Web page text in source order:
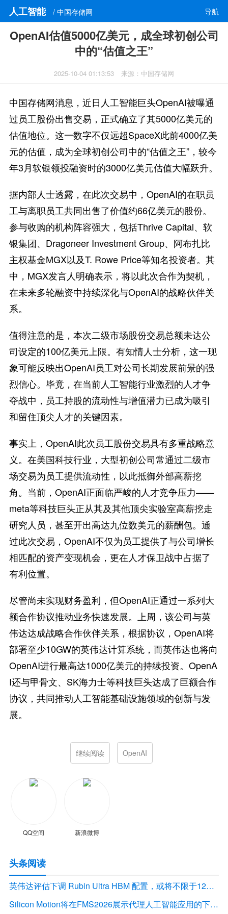
人工智能 / 中国存储网 导航
OpenAI估值5000亿美元，成全球初创公司
中的“估值之王”
2025-10-04 01:13:53 来源：中国存储网
中国存储网消息，近日人工智能巨头OpenAI被曝通
过员工股份出售交易，正式确立了其5000亿美元的
估值地位。这一数字不仅远超SpaceX此前4000亿美
元的估值，成为全球初创公司中的“估值之王”，较今
年3月软银领投融资时的3000亿美元估值大幅跃升。
据内部人士透露，在此次交易中，OpenAI的在职员
工与离职员工共同出售了价值约66亿美元的股份。
参与收购的机构阵容强大，包括Thrive Capital、软
银集团、Dragoneer Investment Group、阿布扎比
主权基金MGX以及T. Rowe Price等知名投资者。其
中，MGX发言人明确表示，将以此次合作为契机，
在未来多轮融资中持续深化与OpenAI的战略伙伴关
系。
值得注意的是，本次二级市场股份交易总额未达公
司设定的100亿美元上限。有知情人士分析，这一现
象可能反映出OpenAI员工对公司长期发展前景的强
烈信心。毕竟，在当前人工智能行业激烈的人才争
夺战中，员工持股的流动性与增值潜力已成为吸引
和留住顶尖人才的关键因素。
事实上，OpenAI此次员工股份交易具有多重战略意
义。在美国科技行业，大型初创公司常通过二级市
场交易为员工提供流动性，以此抵御外部高薪挖
角。当前，OpenAI正面临严峻的人才竞争压力——
meta等科技巨头正从其及其他顶尖实验室高薪挖走
研究人员，甚至开出高达九位数美元的薪酬包。通
过此次交易，OpenAI不仅为员工提供了与公司增长
相匹配的资产变现机会，更在人才保卫战中占据了
有利位置。
尽管尚未实现财务盈利，但OpenAI正通过一系列大
额合作协议推动业务快速发展。上周，该公司与英
伟达达成战略合作伙伴关系，根据协议，OpenAI将
部署至少10GW的英伟达计算系统，而英伟达也将向
OpenAI进行最高达1000亿美元的持续投资。OpenA
I还与甲骨文、SK海力士等科技巨头达成了巨额合作
协议，共同推动人工智能基础设施领域的创新与发
展。
继续阅读 OpenAI
QQ空间 新浪微博
头条阅读
英伟达评估下调 Rubin Ultra HBM 配置，或将不限于12Hi HBM4E
Silicon Motion将在FMS2026展示代理人工智能应用的下一代存储解决方案